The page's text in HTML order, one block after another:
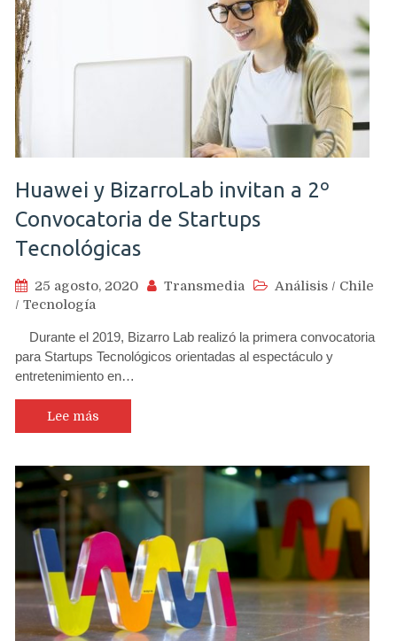
Huawei y BizarroLab invitan a 2º
Convocatoria de Startups
Tecnológicas
25 agosto, 2020 Transmedia Análisis / Chile
/ Tecnología
Durante el 2019, Bizarro Lab realizó la primera convocatoria
para Startups Tecnológicos orientadas al espectáculo y
entretenimiento en…
Lee más